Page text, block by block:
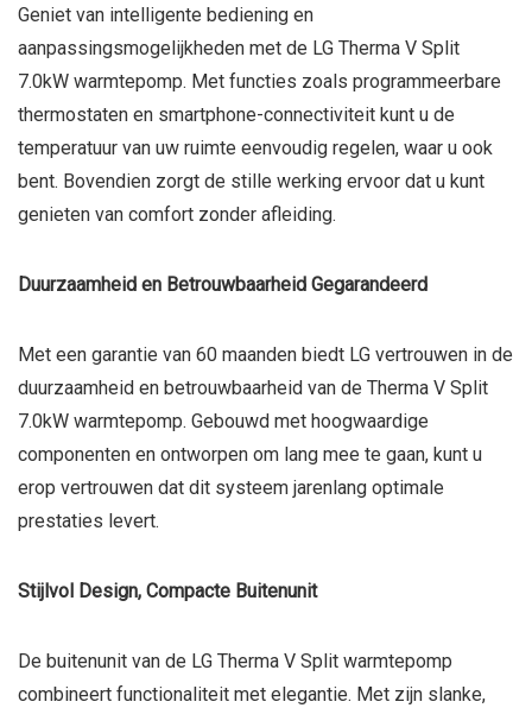
Geniet van intelligente bediening en
aanpassingsmogelijkheden met de LG Therma V Split
7.0kW warmtepomp. Met functies zoals programmeerbare
thermostaten en smartphone-connectiviteit kunt u de
temperatuur van uw ruimte eenvoudig regelen, waar u ook
bent. Bovendien zorgt de stille werking ervoor dat u kunt
genieten van comfort zonder afleiding.
Duurzaamheid en Betrouwbaarheid Gegarandeerd
Met een garantie van 60 maanden biedt LG vertrouwen in de
duurzaamheid en betrouwbaarheid van de Therma V Split
7.0kW warmtepomp. Gebouwd met hoogwaardige
componenten en ontworpen om lang mee te gaan, kunt u
erop vertrouwen dat dit systeem jarenlang optimale
prestaties levert.
Stijlvol Design, Compacte Buitenunit
De buitenunit van de LG Therma V Split warmtepomp
combineert functionaliteit met elegantie. Met zijn slanke,